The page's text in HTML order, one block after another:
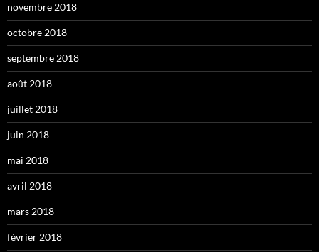
novembre 2018
octobre 2018
septembre 2018
août 2018
juillet 2018
juin 2018
mai 2018
avril 2018
mars 2018
février 2018